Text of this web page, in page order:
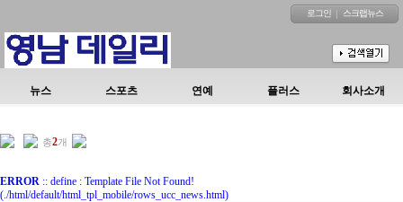
로그인 스크랩뉴스
뉴스 스포츠 연예 플러스 회사소개
총2개
ERROR :: define : Template File Not Found!
(./html/default/html_tpl_mobile/rows_ucc_news.html)